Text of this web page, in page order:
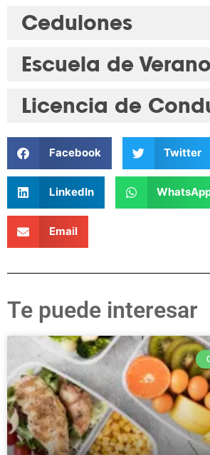
Cedulones
Escuela de Verano
Licencia de
Facebook Twitter
LinkedIn
Email
Te puede interesar